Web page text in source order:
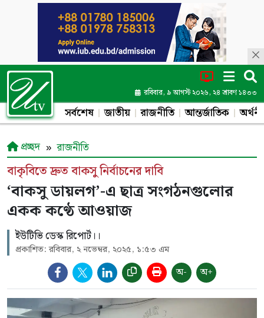
রবিবার, ৯ আগস্ট ২০২৬, ২৪ শ্রাবণ ১৪৩৩
সর্বশেষ জাতীয় রাজনীতি আন্তর্জাতিক
প্রচ্ছদ রাজনীতি
বাকৃবিতে দ্রুত বাকসু নির্বাচনের দাবি
‘বাকসু ডায়লগ’-এ ছাত্র সংগঠনগুলোর
একক কণ্ঠে আওয়াজ
ইউটিভি ডেস্ক রিপোর্ট।।
প্রকাশিত: রবিবার, ২ নভেম্বর, ২০২৫, ১:৫৩ এম
অ- অ+